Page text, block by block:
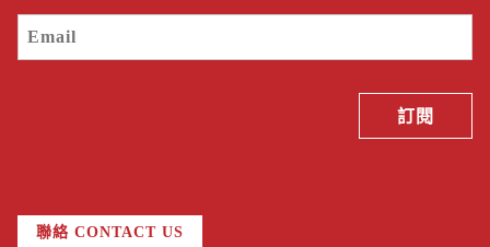
聯絡 CONTACT US